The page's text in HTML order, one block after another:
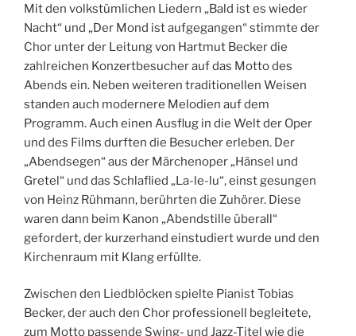
Mit den volkstümlichen Liedern „Bald ist es wieder
Nacht“ und „Der Mond ist aufgegangen“ stimmte der
Chor unter der Leitung von Hartmut Becker die
zahlreichen Konzertbesucher auf das Motto des
Abends ein. Neben weiteren traditionellen Weisen
standen auch modernere Melodien auf dem
Programm. Auch einen Ausflug in die Welt der Oper
und des Films durften die Besucher erleben. Der
„Abendsegen“ aus der Märchenoper „Hänsel und
Gretel“ und das Schlaflied „La-le-lu“, einst gesungen
von Heinz Rühmann, berührten die Zuhörer. Diese
waren dann beim Kanon „Abendstille überall“
gefordert, der kurzerhand einstudiert wurde und den
Kirchenraum mit Klang erfüllte.
Zwischen den Liedblöcken spielte Pianist Tobias
Becker, der auch den Chor professionell begleitete,
zum Motto passende Swing- und Jazz-Titel wie die